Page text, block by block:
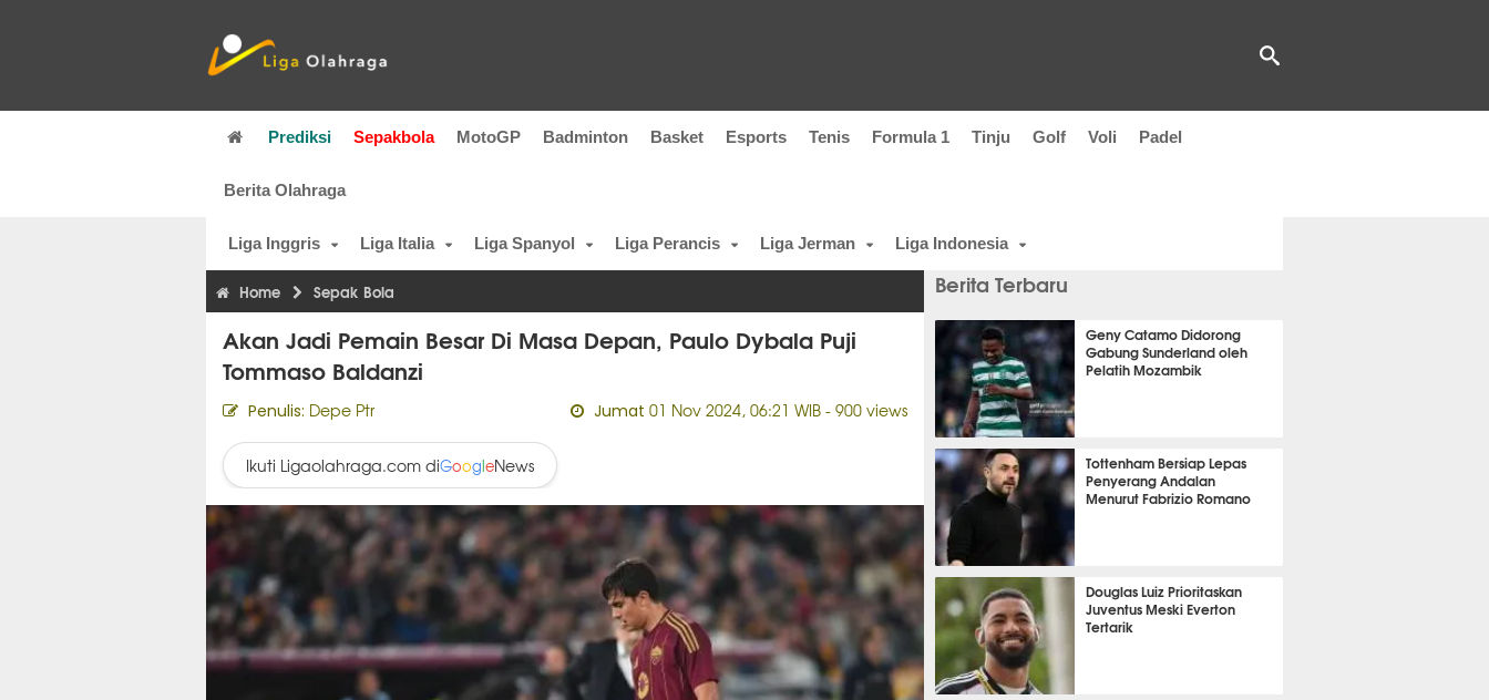
Prediksi Sepakbola MotoGP Badminton Basket Esports Tenis Formula 1 Tinju Golf Voli Padel
Berita Olahraga
Liga Inggris Liga Italia Liga Spanyol Liga Perancis Liga Jerman Liga Indonesia
Home Sepak Bola
Akan Jadi Pemain Besar Di Masa Depan, Paulo Dybala Puji
Tommaso Baldanzi
Penulis: Depe Ptr Jumat 01 Nov 2024, 06:21 WIB- 900 views
Ikuti Ligaolahraga.com diGoogleNews
Berita Terbaru
Geny Catamo Didorong
Gabung Sunderland oleh
Pelatih Mozambik
baru saja
Tottenham Bersiap Lepas
Penyerang Andalan
Menurut Fabrizio Romano
18 menit 1 detik lalu
Douglas Luiz Prioritaskan
Juventus Meski Everton
Tertarik